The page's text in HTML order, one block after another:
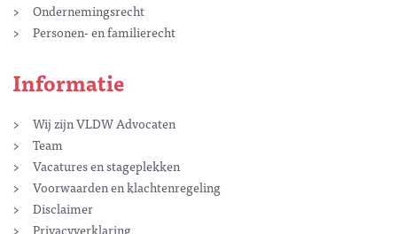
Ondernemingsrecht
Personen- en familierecht
Informatie
Wij zijn VLDW Advocaten
Team
Vacatures en stageplekken
Voorwaarden en klachtenregeling
Disclaimer
Privacyverklaring